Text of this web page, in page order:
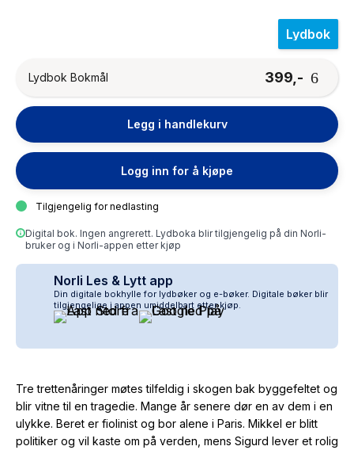
Lydbok
Lydbok Bokmål 399,-
Legg i handlekurv
Logg inn for å kjøpe
Tilgjengelig for nedlasting
Digital bok. Ingen angrerett. Lydboka blir tilgjengelig på din Norli-
bruker og i Norli-appen etter kjøp
Norli Les & Lytt app
Din digitale bokhylle for lydbøker og e-bøker. Digitale bøker blir
tilgjengelige i appen umiddelbart etter kjøp.
Tre trettenåringer møtes tilfeldig i skogen bak byggefeltet og
blir vitne til en tragedie. Mange år senere dør en av dem i en
ulykke. Beret er fiolinist og bor alene i Paris. Mikkel er blitt
politiker og vil kaste om på verden, mens Sigurd lever et rolig